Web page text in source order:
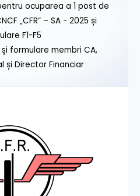
ocuparea a 1 post de
„CFR” – SA - 2025 și
F1-F5
formulare membri CA,
și Director Financiar